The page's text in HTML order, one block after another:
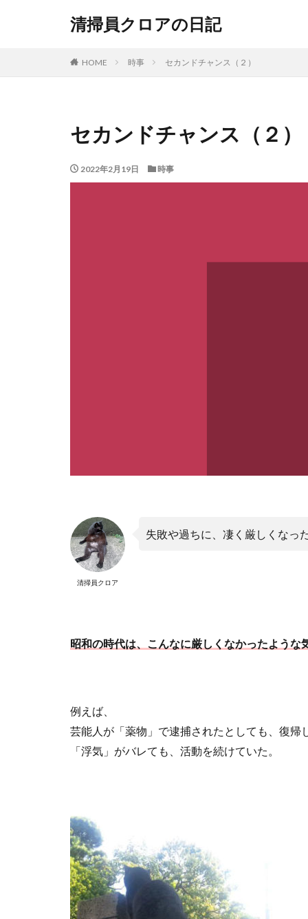
清掃員クロアの日記
HOME 時事 セカンドチャンス（２）
セカンドチャンス（２）
2022年2月19日 時事
清掃員クロア
失敗や過ちに、凄く厳しくなっ
昭和の時代は、こんなに厳しくなかったような
例えば、
芸能人が「薬物」で逮捕されたとしても、復帰
「浮気」がバレても、活動を続けていた。